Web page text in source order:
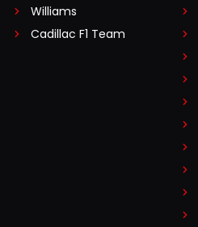
Williams
Cadillac F1 Team